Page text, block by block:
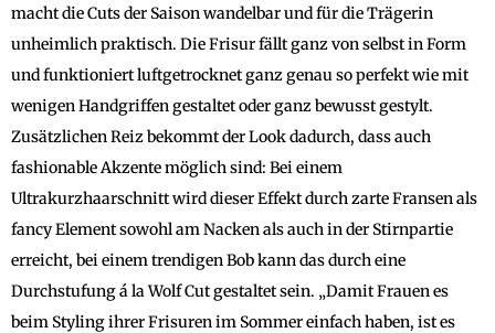
macht die Cuts der Saison wandelbar und für die Trägerin
unheimlich praktisch. Die Frisur fällt ganz von selbst in Form
und funktioniert luftgetrocknet ganz genau so perfekt wie mit
wenigen Handgriffen gestaltet oder ganz bewusst gestylt.
Zusätzlichen Reiz bekommt der Look dadurch, dass auch
fashionable Akzente möglich sind: Bei einem
Ultrakurzhaarschnitt wird dieser Effekt durch zarte Fransen als
fancy Element sowohl am Nacken als auch in der Stirnpartie
erreicht, bei einem trendigen Bob kann das durch eine
Durchstufung á la Wolf Cut gestaltet sein. „Damit Frauen es
beim Styling ihrer Frisuren im Sommer einfach haben, ist es